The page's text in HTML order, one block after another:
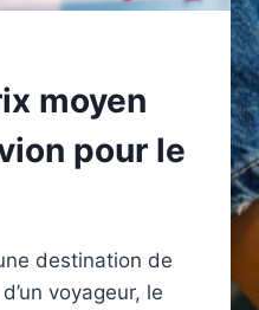
moyen
pour le
destination de
voyageur, le